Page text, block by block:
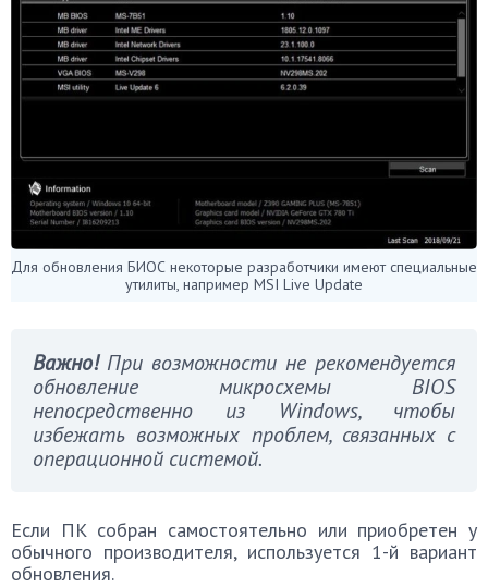
Для обновления БИОС некоторые разработчики имеют специальные
утилиты, например MSI Live Update
Важно! При возможности не рекомендуется
обновление микросхемы BIOS
непосредственно из Windows, чтобы
избежать возможных проблем, связанных с
операционной системой.
Если ПК собран самостоятельно или приобретен у
обычного производителя, используется 1-й вариант
обновления.